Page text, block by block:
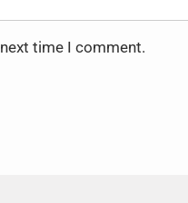
time I comment.